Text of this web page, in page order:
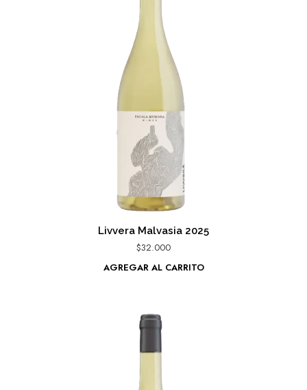
Livvera Malvasia 2025
$32.000
AGREGAR AL CARRITO